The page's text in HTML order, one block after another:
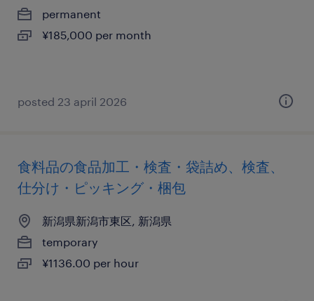
permanent
¥185,000 per month
posted 23 april 2026
食料品の食品加工・検査・袋詰め、検査、
仕分け・ピッキング・梱包
新潟県新潟市東区, 新潟県
temporary
¥1136.00 per hour